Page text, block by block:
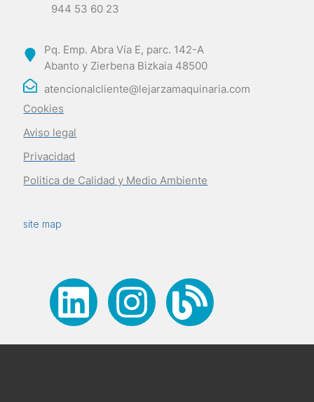
944 53 60 23
Pq. Emp. Abra Vía E, parc. 142-A
Abanto y Zierbena Bizkaia 48500
atencionalcliente@lejarzamaquinaria.com
Cookies
Aviso legal
Privacidad
Politica de Calidad y Medio Ambiente
site map